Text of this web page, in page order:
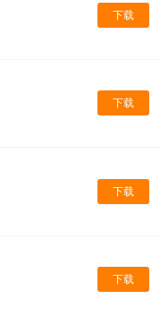
下载
下载
下载
下载